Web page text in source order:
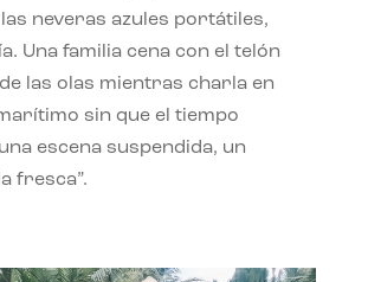
neveras azules portátiles,
Una familia cena con el telón
las olas mientras charla en
sin que el tiempo
escena suspendida, un
fresca”.